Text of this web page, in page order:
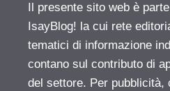
Il presente sito web è
IsayBlog! la cui rete
tematici di informazione
contano sul contributo di
del settore. Per pubblicità,